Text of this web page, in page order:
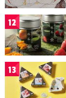
12
13